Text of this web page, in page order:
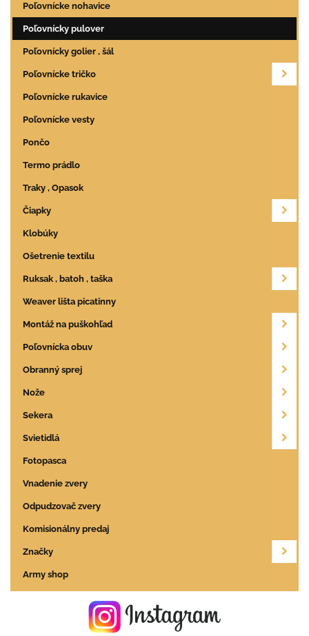
Poľovnícke nohavice
Poľovnícky pulover
Poľovnícky golier , šál
Poľovnícke tričko
Poľovnícke rukavice
Poľovnícke vesty
Pončo
Termo prádlo
Traky , Opasok
Čiapky
Klobúky
Ošetrenie textilu
Ruksak , batoh , taška
Weaver lišta picatinny
Montáž na puškohľad
Poľovnícka obuv
Obranný sprej
Nože
Sekera
Svietidlá
Fotopasca
Vnadenie zvery
Odpudzovač zvery
Komisionálny predaj
Značky
Army shop